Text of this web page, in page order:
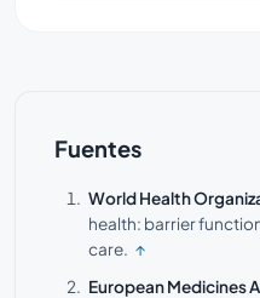
Fuentes
World Health
health: barrier
care. ↑
European Medicines